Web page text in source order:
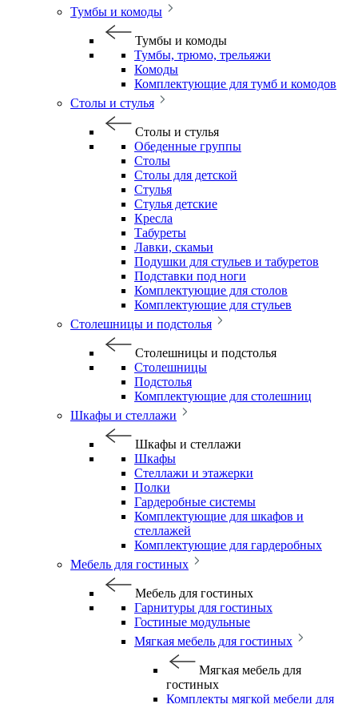
Тумбы и комоды
Тумбы и комоды
Тумбы, трюмо, трельяжи
Комоды
Комплектующие для тумб и комодов
Столы и стулья
Столы и стулья
Обеденные группы
Столы
Столы для детской
Стулья
Стулья детские
Кресла
Табуреты
Лавки, скамьи
Подушки для стульев и табуретов
Подставки под ноги
Комплектующие для столов
Комплектующие для стульев
Столешницы и подстолья
Столешницы и подстолья
Столешницы
Подстолья
Комплектующие для столешниц
Шкафы и стеллажи
Шкафы и стеллажи
Шкафы
Стеллажи и этажерки
Полки
Гардеробные системы
Комплектующие для шкафов и
стеллажей
Комплектующие для гардеробных
Мебель для гостиных
Мебель для гостиных
Гарнитуры для гостиных
Гостиные модульные
Мягкая мебель для гостиных
Мягкая мебель для
гостиных
Комплекты мягкой мебели для